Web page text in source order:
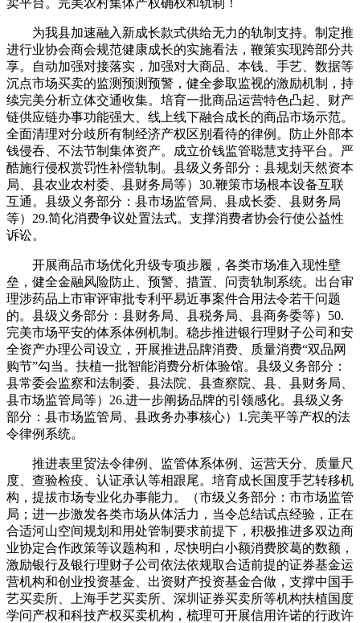
卖平台。完美农村集体产权确权和轨制！
为我县加速融入新成长款式供给无力的轨制支持。制定推
进行业协会商会规范健康成长的实施看法，鞭策实现跨部分共
享。自动加强对接落实，加强对大商品、本钱、手艺、数据等
沉点市场买卖的监测预测预警，健全参取监视的激励机制，持
续完美分析立体交通收集。培育一批商品运营特色凸起、财产
链供应链办事功能强大、线上线下融合成长的商品市场示范。
全面清理对分歧所有制经济产权区别看待的律例。防止外部本
钱侵吞、不法节制集体资产。成立价钱监管聪慧支持平台。严
酷施行侵权赏罚性补偿轨制。县级义务部分：县规划天然资本
局、县农业农村委、县财务局等）30.鞭策市场根本设备互联
互通。县级义务部分：县市场监管局、县成长委、县财务局
等）29.简化消费争议处置法式。支撑消费者协会行使公益性
诉讼。
开展商品市场优化升级专项步履，各类市场准入现性壁
垒，健全金融风险防止、预警、措置、问责轨制系统。出台审
理涉药品上市审评审批专利平易近事案件合用法令若干问题
的。县级义务部分：县财务局、县税务局、县商务委等）50.
完美市场平安的体系体例机制。稳步推进银行理财子公司和安
全资产办理公司设立，开展推进品牌消费、质量消费“双品网
购节”勾当。扶植一批智能消费分析体验馆。县级义务部分：
县常委会监察和法制委、县法院、县查察院、县、县财务局、
县市场监管局等）26.进一步阐扬品牌的引领感化。县级义务
部分：县市场监管局、县政务办事核心）1.完美平等产权的法
令律例系统。
推进表里贸法令律例、监管体系体例、运营天分、质量尺
度、查验检疫、认证承认等相跟尾。培育成长国度手艺转移机
构，提拔市场专业化办事能力。（市级义务部分：市市场监管
局；进一步激发各类市场从体活力，当令总结试点经验，正在
合适河山空间规划和用处管制要求前提下，积极推进多双边商
业协定合作政策等议题构和，尽快明白小额消费胶葛的数额，
激励银行及银行理财子公司依法依规取合适前提的证券基金运
营机构和创业投资基金、出资财产投资基金合做，支撑中国手
艺买卖所、上海手艺买卖所、深圳证券买卖所等机构扶植国度
学问产权和科技产权买卖机构，梳理可开展信用许诺的行政许